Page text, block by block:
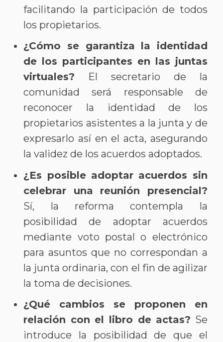
facilitando la participación de todos
los propietarios.
¿Cómo se garantiza la identidad
de los participantes en las juntas
virtuales? El secretario de la
comunidad será responsable de
reconocer la identidad de los
propietarios asistentes a la junta y de
expresarlo así en el acta, asegurando
la validez de los acuerdos adoptados.
¿Es posible adoptar acuerdos sin
celebrar una reunión presencial?
Sí, la reforma contempla la
posibilidad de adoptar acuerdos
mediante voto postal o electrónico
para asuntos que no correspondan a
la junta ordinaria, con el fin de agilizar
la toma de decisiones.
¿Qué cambios se proponen en
relación con el libro de actas? Se
introduce la posibilidad de que el